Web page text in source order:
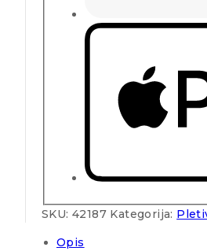
SKU: 42187 Kategorija:
Opis